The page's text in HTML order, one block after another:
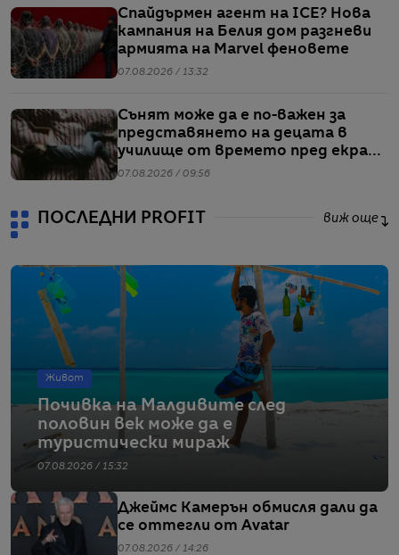
Спайдърмен агент на ICE? Нова
кампания на Белия дом разгневи
армията на Marvel феновете
07.08.2026 / 13:32
Сънят може да е по-важен за
представянето на децата в
училище от времето пред екран
или храненето, сочи проучване
07.08.2026 / 09:56
ПОСЛЕДНИ PROFIT виж още
Живот
Почивка на Малдивите след
половин век може да е
туристически мираж
07.08.2026 / 15:32
Джеймс Камерън обмисля дали да
се оттегли от Avatar
07.08.2026 / 14:26